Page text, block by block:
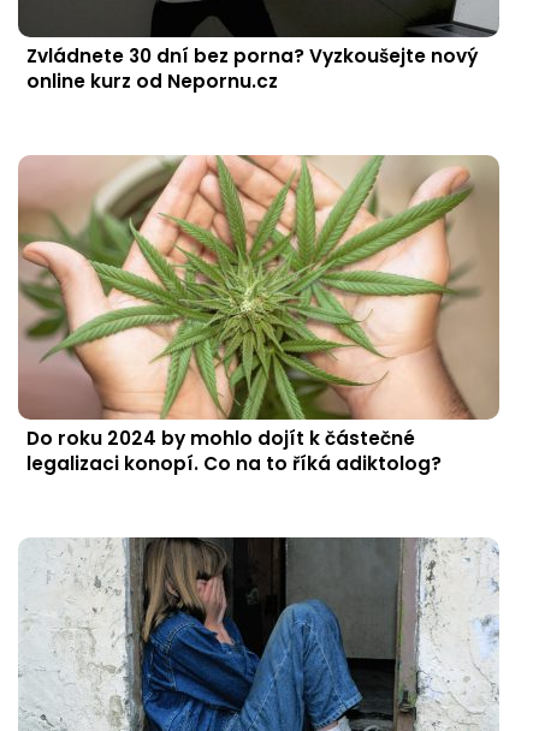
Zvládnete 30 dní bez porna? Vyzkoušejte nový
online kurz od Nepornu.cz
Do roku 2024 by mohlo dojít k částečné
legalizaci konopí. Co na to říká adiktolog?